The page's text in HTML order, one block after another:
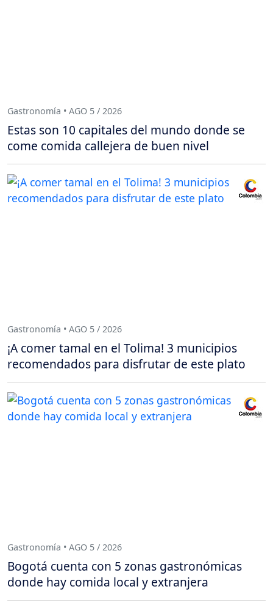
Gastronomía • AGO 5 / 2026
Estas son 10 capitales del mundo donde se
come comida callejera de buen nivel
Gastronomía • AGO 5 / 2026
¡A comer tamal en el Tolima! 3 municipios
recomendados para disfrutar de este plato
Gastronomía • AGO 5 / 2026
Bogotá cuenta con 5 zonas gastronómicas
donde hay comida local y extranjera